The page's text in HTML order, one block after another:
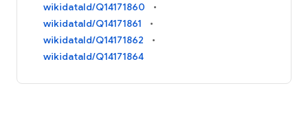
wikidataId/Q14171860
wikidataId/Q14171861
wikidataId/Q14171862
wikidataId/Q14171864